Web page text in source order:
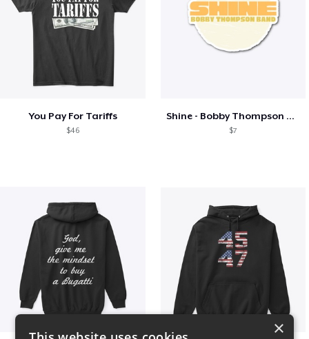
You Pay For Tariffs
$46
Shine - Bobby Thompson Band Merch
$7
×